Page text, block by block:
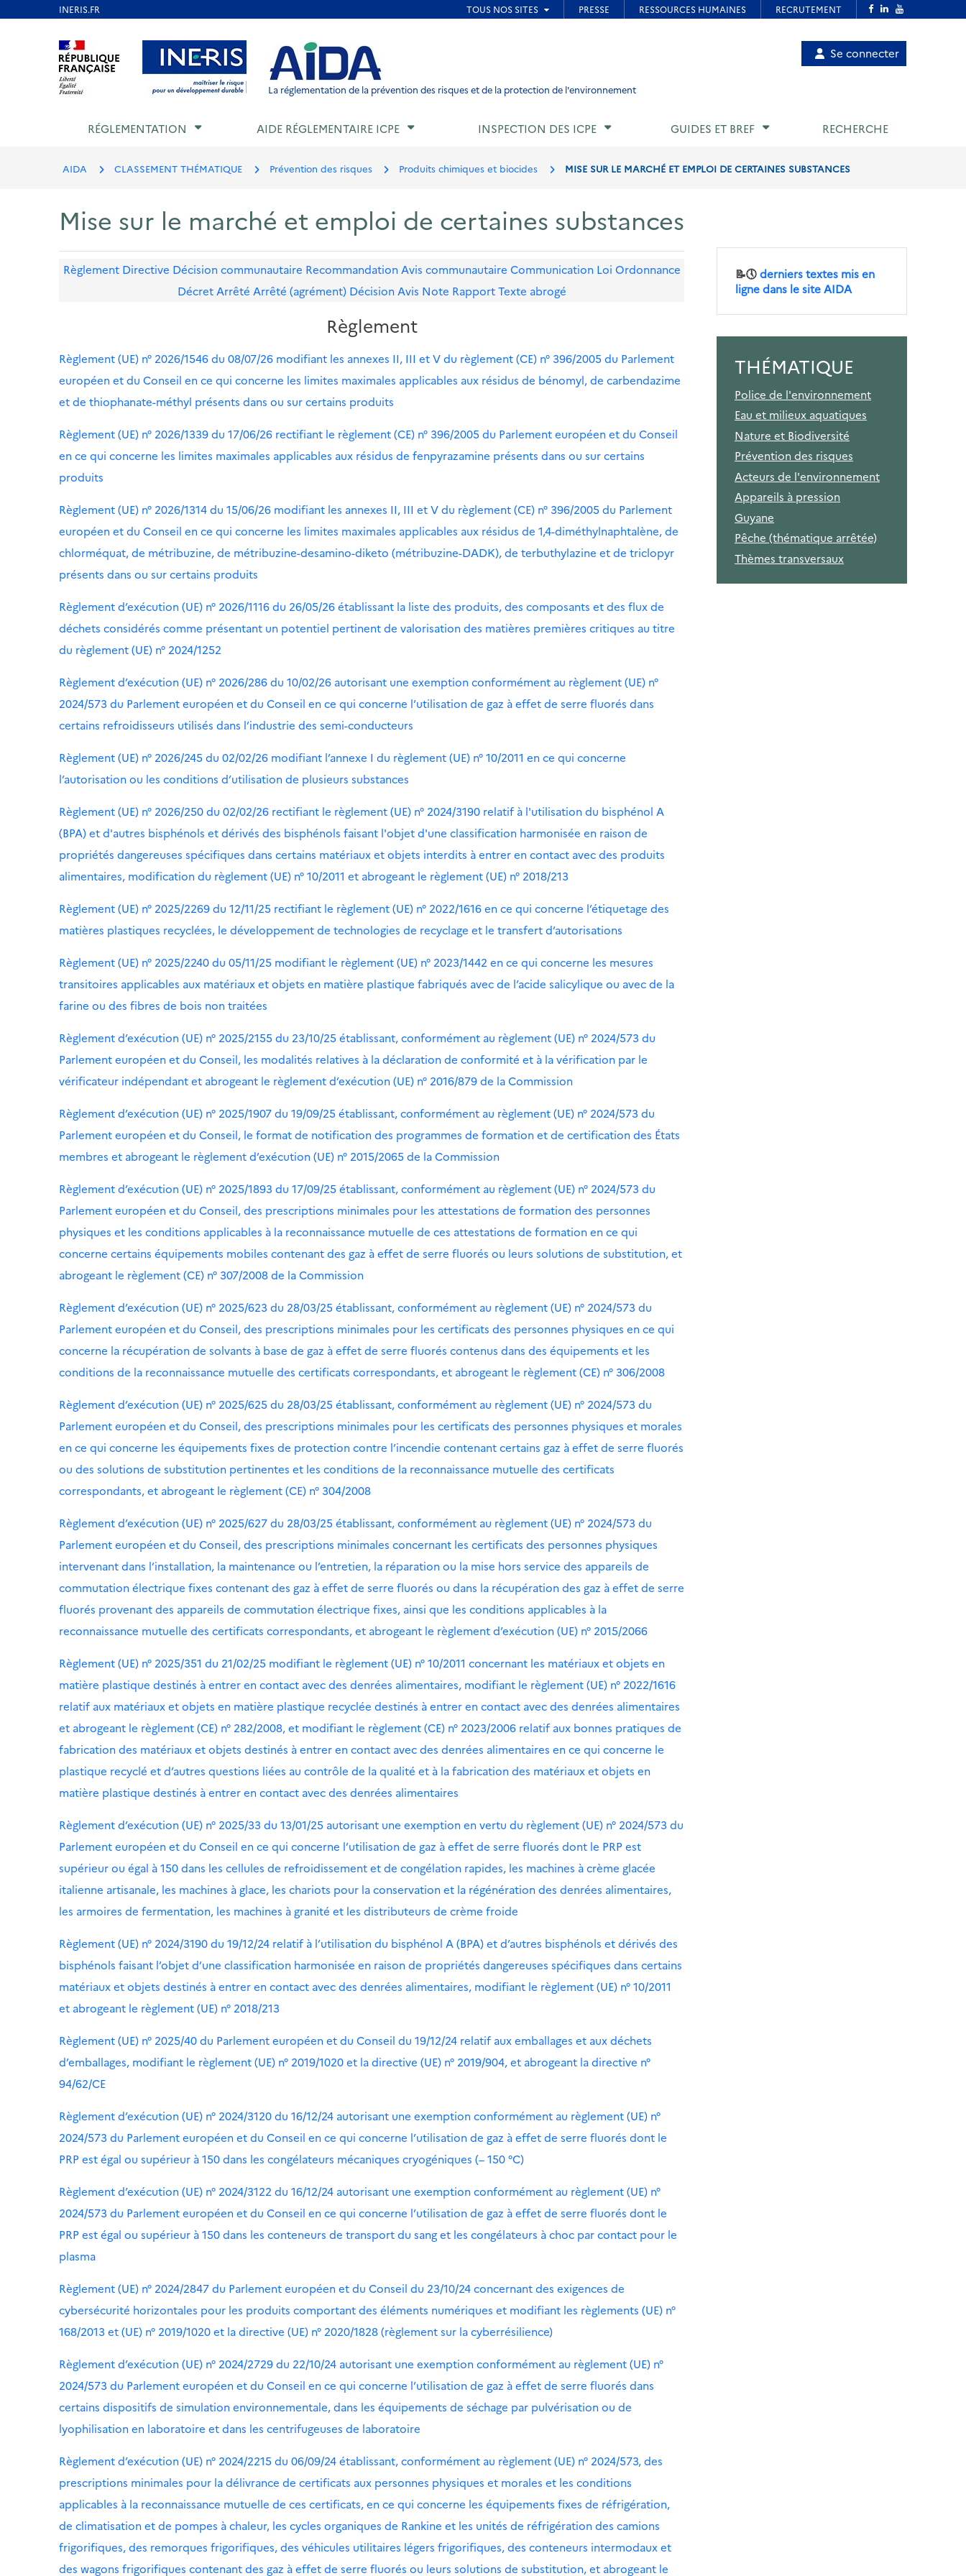
Aller au contenu Aller au menu Aller au pied de page
La réglementation de la prévention des risques et de la protection de l'environnement
Menu
utilisateur
Se connecter
RÉGLEMENTATION AIDE RÉGLEMENTAIRE ICPE INSPECTION DES ICPE GUIDES ET BREF RECHERCHE
AIDA CLASSEMENT THÉMATIQUE Prévention des risques Produits chimiques et biocides MISE SUR LE MARCHÉ ET EMPLOI DE CERTAINES SUBSTANCES
Mise sur le marché et emploi de certaines substances
Règlement Directive Décision communautaire Recommandation Avis communautaire Communication Loi Ordonnance
Décret Arrêté Arrêté (agrément) Décision Avis Note Rapport Texte abrogé
Règlement
Règlement (UE) n° 2026/1546 du 08/07/26 modifiant les annexes II, III et V du règlement (CE) n° 396/2005 du Parlement
européen et du Conseil en ce qui concerne les limites maximales applicables aux résidus de bénomyl, de carbendazime
et de thiophanate-méthyl présents dans ou sur certains produits
Règlement (UE) n° 2026/1339 du 17/06/26 rectifiant le règlement (CE) n° 396/2005 du Parlement européen et du Conseil
en ce qui concerne les limites maximales applicables aux résidus de fenpyrazamine présents dans ou sur certains
produits
Règlement (UE) n° 2026/1314 du 15/06/26 modifiant les annexes II, III et V du règlement (CE) n° 396/2005 du Parlement
européen et du Conseil en ce qui concerne les limites maximales applicables aux résidus de 1,4-diméthylnaphtalène, de
chlorméquat, de métribuzine, de métribuzine-desamino-diketo (métribuzine-DADK), de terbuthylazine et de triclopyr
présents dans ou sur certains produits
Règlement d’exécution (UE) n° 2026/1116 du 26/05/26 établissant la liste des produits, des composants et des flux de
déchets considérés comme présentant un potentiel pertinent de valorisation des matières premières critiques au titre
du règlement (UE) n° 2024/1252
Règlement d’exécution (UE) n° 2026/286 du 10/02/26 autorisant une exemption conformément au règlement (UE) n°
2024/573 du Parlement européen et du Conseil en ce qui concerne l’utilisation de gaz à effet de serre fluorés dans
certains refroidisseurs utilisés dans l’industrie des semi-conducteurs
Règlement (UE) n° 2026/245 du 02/02/26 modifiant l’annexe I du règlement (UE) n° 10/2011 en ce qui concerne
l’autorisation ou les conditions d’utilisation de plusieurs substances
Règlement (UE) n° 2026/250 du 02/02/26 rectifiant le règlement (UE) n° 2024/3190 relatif à l'utilisation du bisphénol A
(BPA) et d'autres bisphénols et dérivés des bisphénols faisant l'objet d'une classification harmonisée en raison de
propriétés dangereuses spécifiques dans certains matériaux et objets interdits à entrer en contact avec des produits
alimentaires, modification du règlement (UE) n° 10/2011 et abrogeant le règlement (UE) n° 2018/213
Règlement (UE) n° 2025/2269 du 12/11/25 rectifiant le règlement (UE) n° 2022/1616 en ce qui concerne l’étiquetage des
matières plastiques recyclées, le développement de technologies de recyclage et le transfert d’autorisations
Règlement (UE) n° 2025/2240 du 05/11/25 modifiant le règlement (UE) n° 2023/1442 en ce qui concerne les mesures
transitoires applicables aux matériaux et objets en matière plastique fabriqués avec de l’acide salicylique ou avec de la
farine ou des fibres de bois non traitées
Règlement d’exécution (UE) n° 2025/2155 du 23/10/25 établissant, conformément au règlement (UE) n° 2024/573 du
Parlement européen et du Conseil, les modalités relatives à la déclaration de conformité et à la vérification par le
vérificateur indépendant et abrogeant le règlement d’exécution (UE) n° 2016/879 de la Commission
Règlement d’exécution (UE) n° 2025/1907 du 19/09/25 établissant, conformément au règlement (UE) n° 2024/573 du
Parlement européen et du Conseil, le format de notification des programmes de formation et de certification des États
membres et abrogeant le règlement d’exécution (UE) n° 2015/2065 de la Commission
Règlement d’exécution (UE) n° 2025/1893 du 17/09/25 établissant, conformément au règlement (UE) n° 2024/573 du
Parlement européen et du Conseil, des prescriptions minimales pour les attestations de formation des personnes
physiques et les conditions applicables à la reconnaissance mutuelle de ces attestations de formation en ce qui
concerne certains équipements mobiles contenant des gaz à effet de serre fluorés ou leurs solutions de substitution, et
abrogeant le règlement (CE) n° 307/2008 de la Commission
Règlement d’exécution (UE) n° 2025/623 du 28/03/25 établissant, conformément au règlement (UE) n° 2024/573 du
Parlement européen et du Conseil, des prescriptions minimales pour les certificats des personnes physiques en ce qui
concerne la récupération de solvants à base de gaz à effet de serre fluorés contenus dans des équipements et les
conditions de la reconnaissance mutuelle des certificats correspondants, et abrogeant le règlement (CE) n° 306/2008
Règlement d’exécution (UE) n° 2025/625 du 28/03/25 établissant, conformément au règlement (UE) n° 2024/573 du
Parlement européen et du Conseil, des prescriptions minimales pour les certificats des personnes physiques et morales
en ce qui concerne les équipements fixes de protection contre l’incendie contenant certains gaz à effet de serre fluorés
ou des solutions de substitution pertinentes et les conditions de la reconnaissance mutuelle des certificats
correspondants, et abrogeant le règlement (CE) n° 304/2008
Règlement d’exécution (UE) n° 2025/627 du 28/03/25 établissant, conformément au règlement (UE) n° 2024/573 du
Parlement européen et du Conseil, des prescriptions minimales concernant les certificats des personnes physiques
intervenant dans l’installation, la maintenance ou l’entretien, la réparation ou la mise hors service des appareils de
commutation électrique fixes contenant des gaz à effet de serre fluorés ou dans la récupération des gaz à effet de serre
fluorés provenant des appareils de commutation électrique fixes, ainsi que les conditions applicables à la
reconnaissance mutuelle des certificats correspondants, et abrogeant le règlement d’exécution (UE) n° 2015/2066
Règlement (UE) n° 2025/351 du 21/02/25 modifiant le règlement (UE) n° 10/2011 concernant les matériaux et objets en
matière plastique destinés à entrer en contact avec des denrées alimentaires, modifiant le règlement (UE) n° 2022/1616
relatif aux matériaux et objets en matière plastique recyclée destinés à entrer en contact avec des denrées alimentaires
et abrogeant le règlement (CE) n° 282/2008, et modifiant le règlement (CE) n° 2023/2006 relatif aux bonnes pratiques de
fabrication des matériaux et objets destinés à entrer en contact avec des denrées alimentaires en ce qui concerne le
plastique recyclé et d’autres questions liées au contrôle de la qualité et à la fabrication des matériaux et objets en
matière plastique destinés à entrer en contact avec des denrées alimentaires
Règlement d’exécution (UE) n° 2025/33 du 13/01/25 autorisant une exemption en vertu du règlement (UE) n° 2024/573 du
Parlement européen et du Conseil en ce qui concerne l’utilisation de gaz à effet de serre fluorés dont le PRP est
supérieur ou égal à 150 dans les cellules de refroidissement et de congélation rapides, les machines à crème glacée
italienne artisanale, les machines à glace, les chariots pour la conservation et la régénération des denrées alimentaires,
les armoires de fermentation, les machines à granité et les distributeurs de crème froide
Règlement (UE) n° 2024/3190 du 19/12/24 relatif à l’utilisation du bisphénol A (BPA) et d’autres bisphénols et dérivés des
bisphénols faisant l’objet d’une classification harmonisée en raison de propriétés dangereuses spécifiques dans certains
matériaux et objets destinés à entrer en contact avec des denrées alimentaires, modifiant le règlement (UE) n° 10/2011
et abrogeant le règlement (UE) n° 2018/213
Règlement (UE) n° 2025/40 du Parlement européen et du Conseil du 19/12/24 relatif aux emballages et aux déchets
d’emballages, modifiant le règlement (UE) n° 2019/1020 et la directive (UE) n° 2019/904, et abrogeant la directive n°
94/62/CE
Règlement d’exécution (UE) n° 2024/3120 du 16/12/24 autorisant une exemption conformément au règlement (UE) n°
2024/573 du Parlement européen et du Conseil en ce qui concerne l’utilisation de gaz à effet de serre fluorés dont le
PRP est égal ou supérieur à 150 dans les congélateurs mécaniques cryogéniques (– 150 °C)
Règlement d’exécution (UE) n° 2024/3122 du 16/12/24 autorisant une exemption conformément au règlement (UE) n°
2024/573 du Parlement européen et du Conseil en ce qui concerne l’utilisation de gaz à effet de serre fluorés dont le
PRP est égal ou supérieur à 150 dans les conteneurs de transport du sang et les congélateurs à choc par contact pour le
plasma
Règlement (UE) n° 2024/2847 du Parlement européen et du Conseil du 23/10/24 concernant des exigences de
cybersécurité horizontales pour les produits comportant des éléments numériques et modifiant les règlements (UE) n°
168/2013 et (UE) n° 2019/1020 et la directive (UE) n° 2020/1828 (règlement sur la cyberrésilience)
Règlement d’exécution (UE) n° 2024/2729 du 22/10/24 autorisant une exemption conformément au règlement (UE) n°
2024/573 du Parlement européen et du Conseil en ce qui concerne l’utilisation de gaz à effet de serre fluorés dans
certains dispositifs de simulation environnementale, dans les équipements de séchage par pulvérisation ou de
lyophilisation en laboratoire et dans les centrifugeuses de laboratoire
Règlement d’exécution (UE) n° 2024/2215 du 06/09/24 établissant, conformément au règlement (UE) n° 2024/573, des
prescriptions minimales pour la délivrance de certificats aux personnes physiques et morales et les conditions
applicables à la reconnaissance mutuelle de ces certificats, en ce qui concerne les équipements fixes de réfrigération,
de climatisation et de pompes à chaleur, les cycles organiques de Rankine et les unités de réfrigération des camions
frigorifiques, des remorques frigorifiques, des véhicules utilitaires légers frigorifiques, des conteneurs intermodaux et
des wagons frigorifiques contenant des gaz à effet de serre fluorés ou leurs solutions de substitution, et abrogeant le
📝🕔derniers textes mis en
ligne dans le site AIDA
THÉMATIQUE
Police de l'environnement
Eau et milieux aquatiques
Nature et Biodiversité
Prévention des risques
Acteurs de l'environnement
Appareils à pression
Guyane
Pêche (thématique arrêtée)
Thèmes transversaux